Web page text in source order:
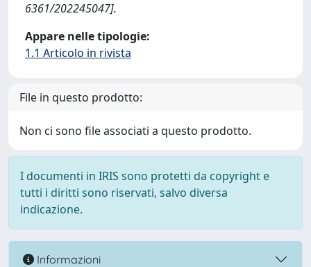
6361/202245047].
Appare nelle tipologie:
1.1 Articolo in rivista
File in questo prodotto:
Non ci sono file associati a questo prodotto.
I documenti in IRIS sono protetti da copyright e
tutti i diritti sono riservati, salvo diversa
indicazione.
Informazioni